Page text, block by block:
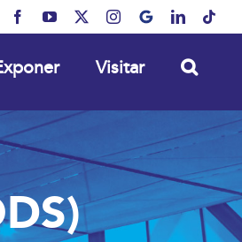
FacebookYouTube Instagram
MyBusinessLinkedIn
Visitar